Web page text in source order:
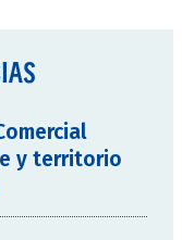
y territorio